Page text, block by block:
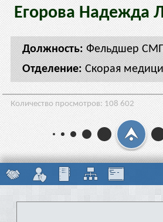
ЕгороваНадежда
Фельдшер
Скорая
Количество просмотров: 108 602